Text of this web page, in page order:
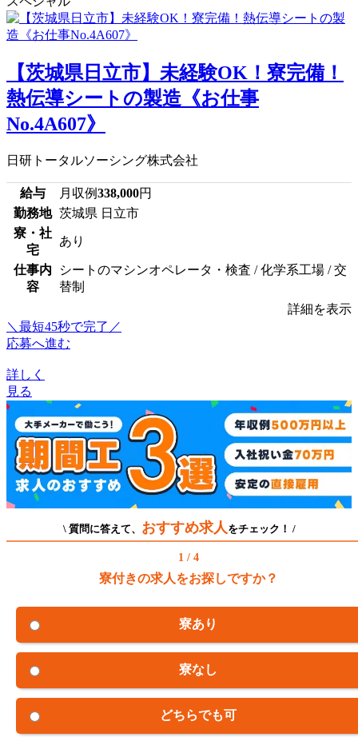
【茨城県日立市】未経験OK！寮完備！
熱伝導シートの製造《お仕事
No.4A607》
日研トータルソーシング株式会社
給与 月収例338,000円
勤務地 茨城県 日立市
寮・社
宅
あり
仕事内
容
シートのマシンオペレータ・検査 / 化学系工場 / 交
替制
詳細を表示
＼最短45秒で完了／
応募へ進む
詳しく
見る
\ 質問に答えて、 おすすめ求人 をチェック！ /
1 / 4
寮付きの求人をお探しですか？
寮あり
寮なし
どちらでも可